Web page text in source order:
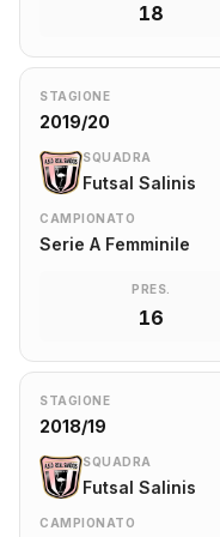
18
STAGIONE
2019/20
SQUADRA
Futsal Salinis
CAMPIONATO
Serie A Femminile
PRES.
16
STAGIONE
2018/19
SQUADRA
Futsal Salinis
CAMPIONATO